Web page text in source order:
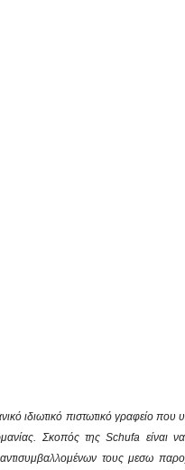
ιδιωτικό πιστωτικό γραφείο που
Σκοπός της Schufa είναι να
τους μεσω